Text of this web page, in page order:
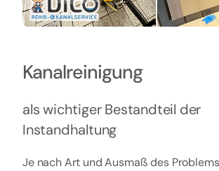
Kanalreinigung
als wichtiger Bestandteil der
Instandhaltung
Je nach Art und Ausmaß des